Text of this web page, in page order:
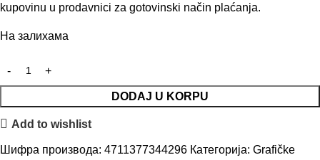
kupovinu u prodavnici za gotovinski način plaćanja.
На залихама
DODAJ U KORPU
Add to wishlist
Шифра производа: 4711377344296 Категорија: Grafičke